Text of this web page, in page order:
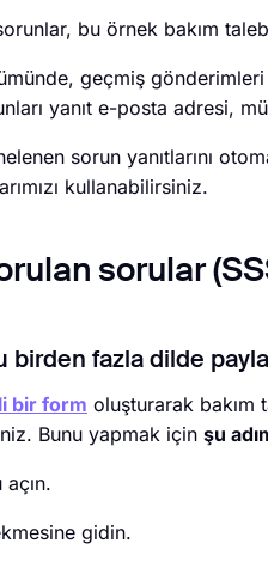
bu örnek bakım
geçmiş
yanıt e-posta adresi,
sorun yanıtlarını
kullanabilirsiniz.
sorular
birden fazla dilde
bir form oluşturarak bakım
Bunu yapmak için şu
gidin.